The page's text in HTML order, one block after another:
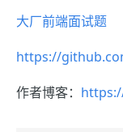
大厂前端面试题
https://
作者博客： h